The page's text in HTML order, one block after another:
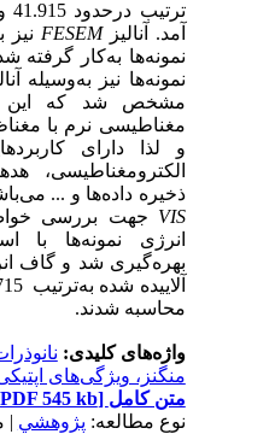
آمد. آنالیزFESEMنیز
نمونه‌ها به‌کار گرفته
نمونه‌ها نیز به‌وسیله
مشخص شد که این
مغناطیسی نرم با
و لذا دارای
الکترومغناطیسی،
ذخیره داده‌ها و ...
VISجهت بررسی خواص
انرژی نمونه‌ها با
بهره‌گیری شد و گاف
محاسبه شدند.
واژه‌های کلیدی:
منگنز، ویژگی‌های
متن کامل[PDF 545 kb]
نوع مطالعه:پژوهشي|